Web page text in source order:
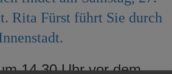
Rita Fürst führt Sie durch
14.30 Uhr vor dem